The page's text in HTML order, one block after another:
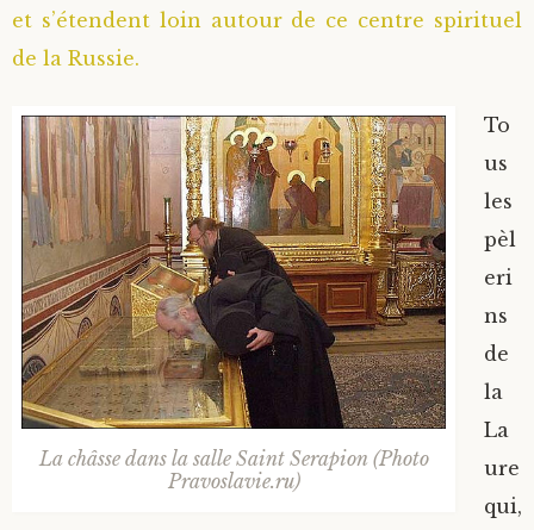
et s’étendent loin autour de ce centre spirituel
de la Russie.
La châsse dans la salle Saint Serapion (Photo
Pravoslavie.ru)
To
us
les
pèl
eri
ns
de
la
La
ure
qui,